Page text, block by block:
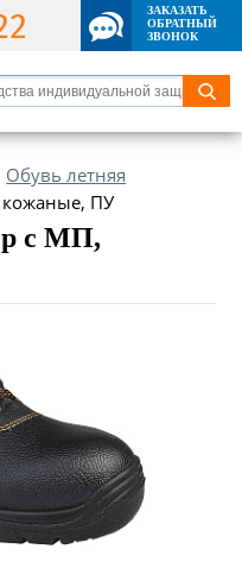
ЗАКАЗАТЬ
ОБРАТНЫЙ
ЗВОНОК
Обувь летняя
ПУ
с МП,